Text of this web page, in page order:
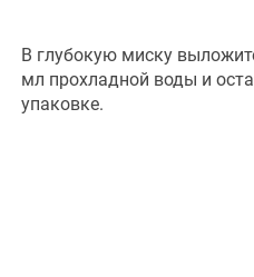
В глубокую миску
мл прохладной воды и
упаковке.